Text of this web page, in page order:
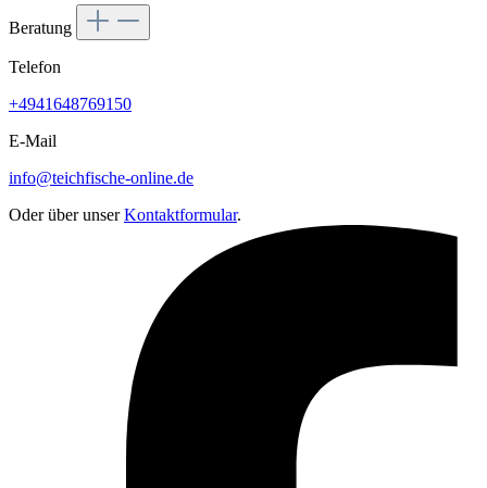
Beratung
Telefon
+4941648769150
E-Mail
info@teichfische-online.de
Oder über unserKontaktformular.